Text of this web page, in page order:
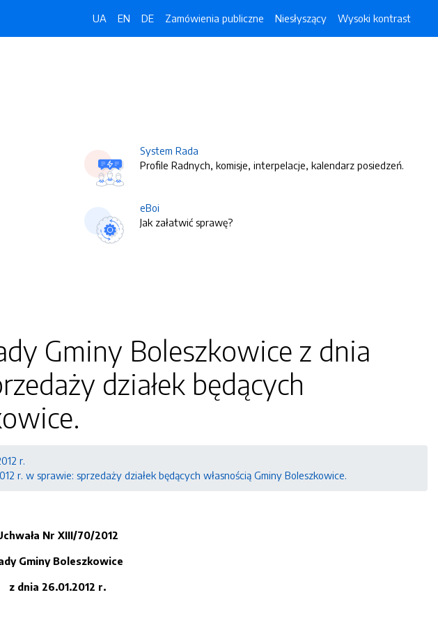
UA EN DE Zamówienia publiczne Niesłyszący Wysoki kontrast
System Rada
Profile Radnych, komisje, interpelacje, kalendarz posiedzeń.
eBoi
Jak załatwić sprawę?
Gminy Boleszkowice z dnia
działek będących
r.
r. w sprawie: sprzedaży działek będących własnością Gminy Boleszkowice.
Nr XIII/70/2012
Gminy Boleszkowice
z dnia 26.01.2012 r.